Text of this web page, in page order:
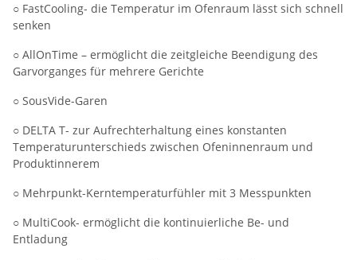
○ FastCooling- die Temperatur im Ofenraum lässt sich schnell
senken
○ AllOnTime – ermöglicht die zeitgleiche Beendigung des
Garvorganges für mehrere Gerichte
○ SousVide-Garen
○ DELTA T- zur Aufrechterhaltung eines konstanten
Temperaturunterschieds zwischen Ofeninnenraum und
Produktinnerem
○ Mehrpunkt-Kerntemperaturfühler mit 3 Messpunkten
○ MultiCook- ermöglicht die kontinuierliche Be- und
Entladung